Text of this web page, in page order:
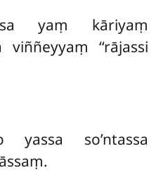
yaṃ kāriyaṃ
‘‘rājassi
yassa so’ntassa